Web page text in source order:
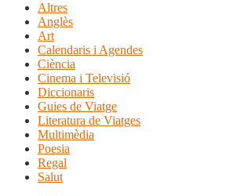
Altres
Anglès
Art
Calendaris i Agendes
Ciència
Cinema i Televisió
Diccionaris
Guies de Viatge
Literatura de Viatges
Multimèdia
Poesia
Regal
Salut